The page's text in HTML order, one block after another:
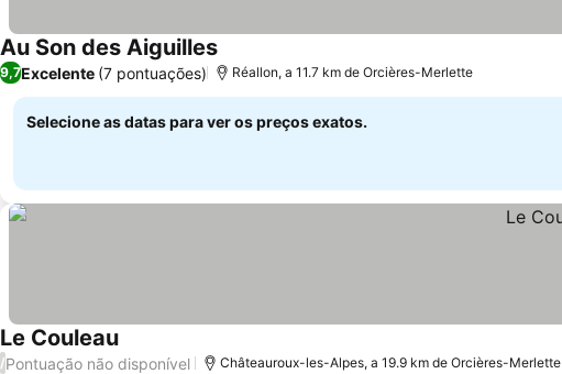
Au Son des Aiguilles
9,7Excelente (7 pontuações) Réallon, a 11.7 km de Orcières-Merlette
Selecione as datas para ver os preços exatos.
Le Couleau
/Pontuação não disponível Châteauroux-les-Alpes, a 19.9 km de Orcières-Merlette